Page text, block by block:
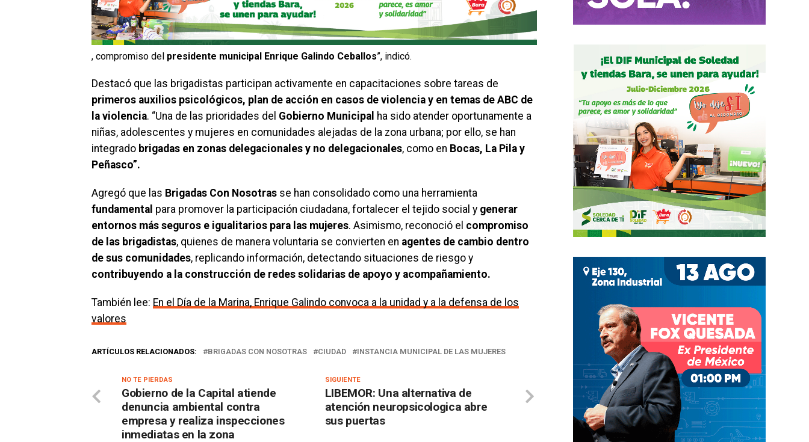
, compromiso del presidente municipal Enrique Galindo Ceballos”, indicó.
Destacó que las brigadistas participan activamente en capacitaciones sobre tareas de
primeros auxilios psicológicos, plan de acción en casos de violencia y en temas de ABC de
la violencia. “Una de las prioridades del Gobierno Municipal ha sido atender oportunamente a
niñas, adolescentes y mujeres en comunidades alejadas de la zona urbana; por ello, se han
integrado brigadas en zonas delegacionales y no delegacionales, como en Bocas, La Pila y
Peñasco”.
Agregó que las Brigadas Con Nosotras se han consolidado como una herramienta
fundamental para promover la participación ciudadana, fortalecer el tejido social y generar
entornos más seguros e igualitarios para las mujeres. Asimismo, reconoció el compromiso
de las brigadistas, quienes de manera voluntaria se convierten en agentes de cambio dentro
de sus comunidades, replicando información, detectando situaciones de riesgo y
contribuyendo a la construcción de redes solidarias de apoyo y acompañamiento.
También lee: En el Día de la Marina, Enrique Galindo convoca a la unidad y a la defensa de los
valores
ARTÍCULOS RELACIONADOS: BRIGADAS CON NOSOTRAS CIUDAD INSTANCIA MUNICIPAL DE LAS MUJERES
SIGUIENTE
LIBEMOR: Una alternativa de
atención neuropsicologica abre
sus puertas
NO TE PIERDAS
Gobierno de la Capital atiende
denuncia ambiental contra
empresa y realiza inspecciones
inmediatas en la zona